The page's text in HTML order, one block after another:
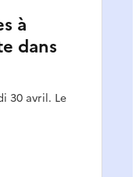
à
dans
30 avril. Le